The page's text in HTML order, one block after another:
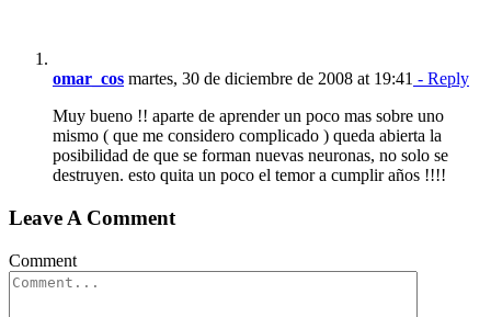
omar_cos martes, 30 de diciembre de 2008 at 19:41 - Reply
Muy bueno !! aparte de aprender un poco mas sobre uno
mismo ( que me considero complicado ) queda abierta la
posibilidad de que se forman nuevas neuronas, no solo se
destruyen. esto quita un poco el temor a cumplir años !!!!
Leave A Comment
Comment